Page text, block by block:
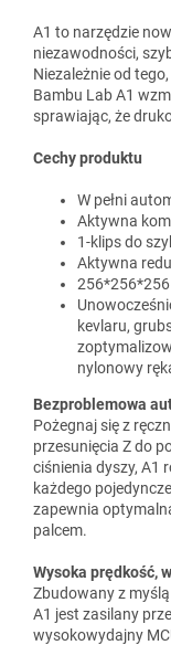
A1 to narzędzie
niezawodności,
Niezależnie od
Bambu Lab A1
sprawiając, że
Cechy produktu
W pełni
Aktywna
1-klips do
Aktywna
256*256*256
kevlaru,
nylonowy
Bezproblemowa
Pożegnaj się z
przesunięcia Z do
ciśnienia dyszy, A1
każdego
zapewnia
palcem.
Wysoka prędkość,
Zbudowany z
A1 jest zasilany
wysokowydajny